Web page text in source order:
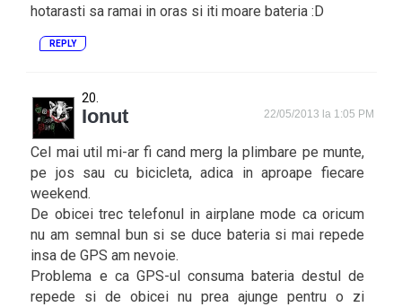
hotarasti sa ramai in oras si iti moare bateria :D
REPLY
Ionut 22/05/2013 la 1:05 PM
Cel mai util mi-ar fi cand merg la plimbare pe munte,
pe jos sau cu bicicleta, adica in aproape fiecare
weekend.
De obicei trec telefonul in airplane mode ca oricum
nu am semnal bun si se duce bateria si mai repede
insa de GPS am nevoie.
Problema e ca GPS-ul consuma bateria destul de
repede si de obicei nu prea ajunge pentru o zi